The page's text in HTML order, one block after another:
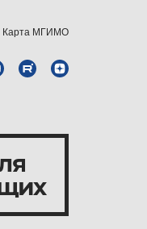
Карта МГИМО